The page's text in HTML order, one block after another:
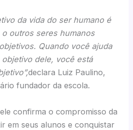
da vida do ser humano é
outros seres humanos
Quando você ajuda
objetivo dele, você está
declara Luiz Paulino,
fundador da escola.
confirma o compromisso da
em seus alunos e conquistar